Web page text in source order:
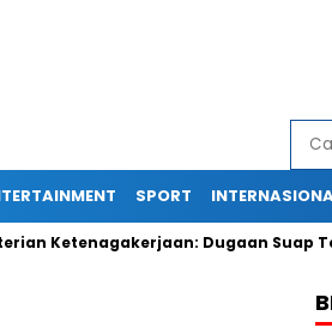
SPORT
Dugaan Suap Terkait Tenaga